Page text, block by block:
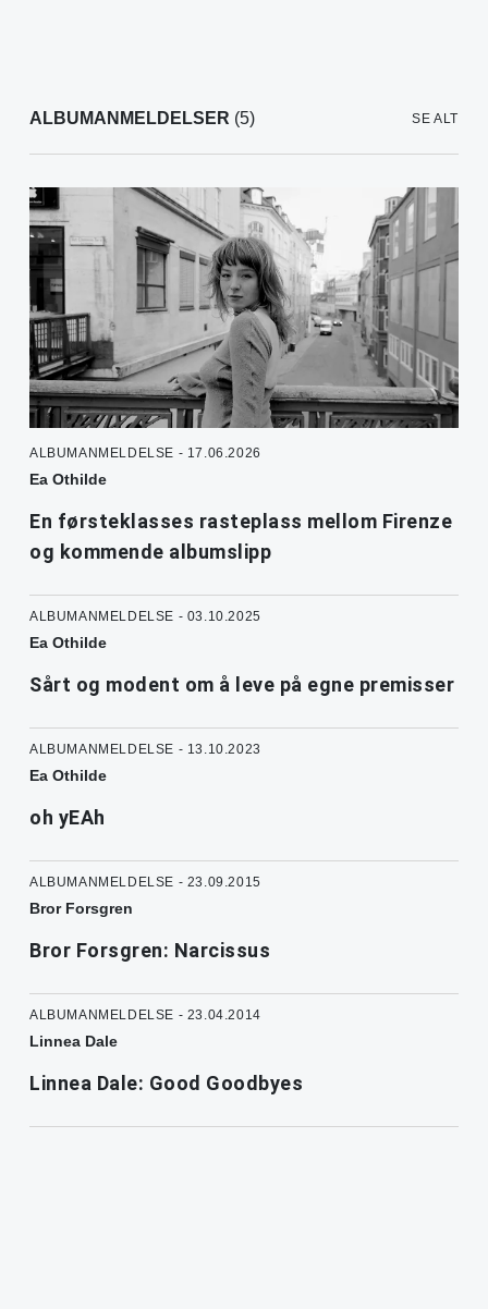
ALBUMANMELDELSER (5) SE ALT
ALBUMANMELDELSE - 17.06.2026
Ea Othilde
En førsteklasses rasteplass mellom Firenze
og kommende albumslipp
ALBUMANMELDELSE - 03.10.2025
Ea Othilde
Sårt og modent om å leve på egne premisser
ALBUMANMELDELSE - 13.10.2023
Ea Othilde
oh yEAh
ALBUMANMELDELSE - 23.09.2015
Bror Forsgren
Bror Forsgren: Narcissus
ALBUMANMELDELSE - 23.04.2014
Linnea Dale
Linnea Dale: Good Goodbyes